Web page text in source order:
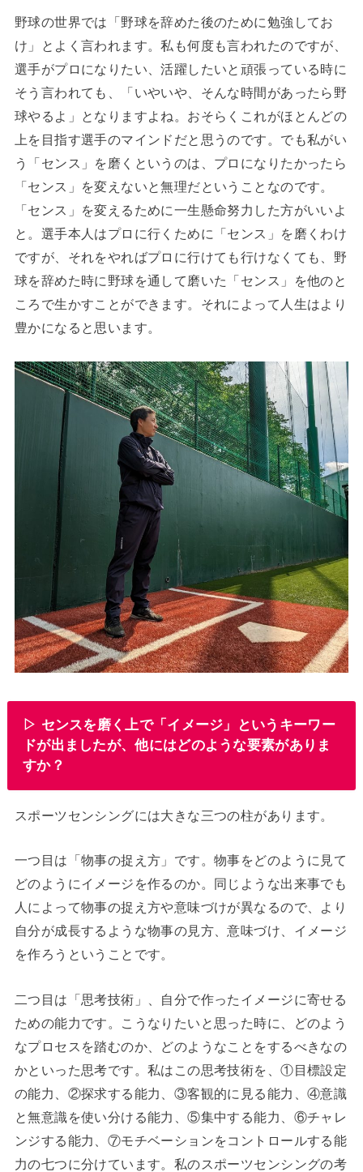
野球の世界では「野球を辞めた後のために勉強してお
け」とよく言われます。私も何度も言われたのですが、
選手がプロになりたい、活躍したいと頑張っている時に
そう言われても、「いやいや、そんな時間があったら野
球やるよ」となりますよね。おそらくこれがほとんどの
上を目指す選手のマインドだと思うのです。でも私がい
う「センス」を磨くというのは、プロになりたかったら
「センス」を変えないと無理だということなのです。
「センス」を変えるために一生懸命努力した方がいいよ
と。選手本人はプロに行くために「センス」を磨くわけ
ですが、それをやればプロに行けても行けなくても、野
球を辞めた時に野球を通して磨いた「センス」を他のと
ころで生かすことができます。それによって人生はより
豊かになると思います。
▷ センスを磨く上で「イメージ」というキーワー
ドが出ましたが、他にはどのような要素がありま
すか？
スポーツセンシングには大きな三つの柱があります。
一つ目は「物事の捉え方」です。物事をどのように見て
どのようにイメージを作るのか。同じような出来事でも
人によって物事の捉え方や意味づけが異なるので、より
自分が成長するような物事の見方、意味づけ、イメージ
を作ろうということです。
二つ目は「思考技術」、自分で作ったイメージに寄せる
ための能力です。こうなりたいと思った時に、どのよう
なプロセスを踏むのか、どのようなことをするべきなの
かといった思考です。私はこの思考技術を、①目標設定
の能力、②探求する能力、③客観的に見る能力、④意識
と無意識を使い分ける能力、⑤集中する能力、⑥チャレ
ンジする能力、⑦モチベーションをコントロールする能
力の七つに分けています。私のスポーツセンシングの考